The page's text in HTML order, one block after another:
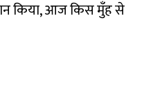
किया, आज किस मुँह से